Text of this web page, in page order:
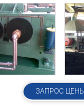
ЗАПРОС ЦЕНЫ